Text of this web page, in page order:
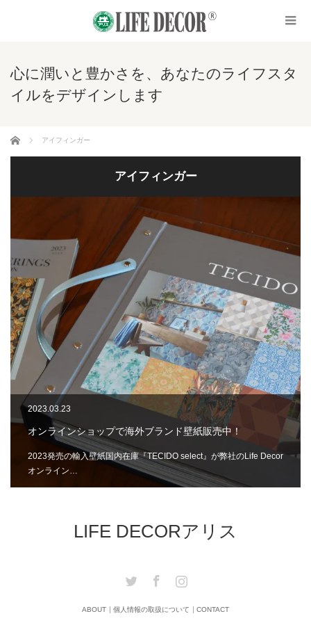
心に潤いと豊かさを、あなたのライフスタ
イルをデザインします
ホーム アイフィンガー
アイフィンガー
2023.03.23
オンラインショップで海外ブランド壁紙販売中！
2023発売の輸入壁紙国内在庫『TECIDO select』が弊社のLife Decor
オンライン…
LIFE DECORアリス
Twitter Facebook
ABOUT 個人情報の取扱について CONTACT